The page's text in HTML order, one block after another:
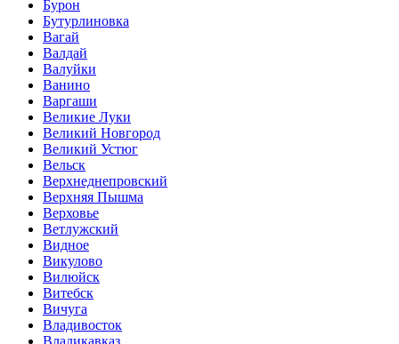
Бурон
Бутурлиновка
Вагай
Валдай
Валуйки
Ванино
Варгаши
Великие Луки
Великий Новгород
Великий Устюг
Вельск
Верхнеднепровский
Верхняя Пышма
Верховье
Ветлужский
Видное
Викулово
Вилюйск
Витебск
Вичуга
Владивосток
Владикавказ